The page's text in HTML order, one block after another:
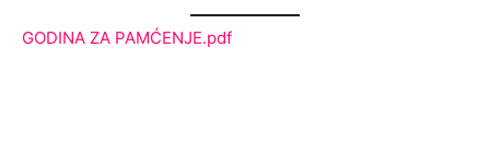
GODINA ZA PAMĆENJE.pdf